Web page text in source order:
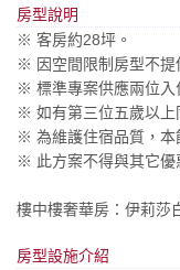
房型說明
※ 客房約28坪。​
※ 因空間限制房型不提
※ 標準專案供應兩位入
※ 如有第三位五歲以上
※ 為維護住宿品質，本
※ 此方案不得與其它優
樓中樓奢華房：伊莉莎
房型設施介紹